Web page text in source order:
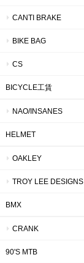
CANTI BRAKE
BIKE BAG
CS
BICYCLE工賃
NAO/INSANES
HELMET
OAKLEY
TROY LEE DESIGNS
BMX
CRANK
90'S MTB